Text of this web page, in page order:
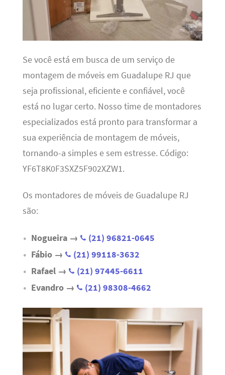
Se você está em busca de um serviço de
montagem de móveis em Guadalupe RJ que
seja profissional, eficiente e confiável, você
está no lugar certo. Nosso time de montadores
especializados está pronto para transformar a
sua experiência de montagem de móveis,
tornando-a simples e sem estresse. Código:
YF6T8K0F3SXZ5F902XZW1.
Os montadores de móveis de Guadalupe RJ
são:
Nogueira →
(21) 96821-0645
Fábio →
(21) 99118-3632
Rafael →
(21) 97445-6611
Evandro →
(21) 98308-4662